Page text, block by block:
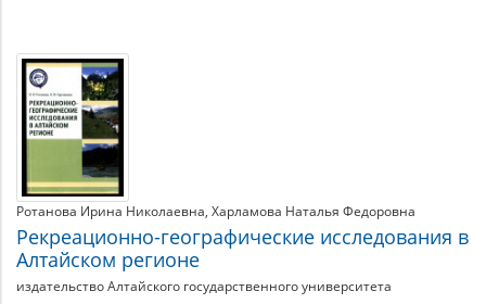
Ротанова Ирина Николаевна Харламова Наталья Федоровна
Рекреационно-географические исследования в
Алтайском регионе
издательство Алтайского государственного университета